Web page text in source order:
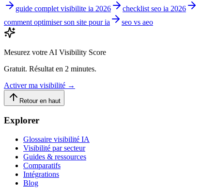
guide complet visibilite ia 2026
checklist seo ia 2026
comment optimiser son site pour ia
seo vs aeo
Mesurez votre AI Visibility Score
Gratuit. Résultat en 2 minutes.
Activer ma visibilité →
Retour en haut
Explorer
Glossaire visibilité IA
Visibilité par secteur
Guides & ressources
Comparatifs
Intégrations
Blog